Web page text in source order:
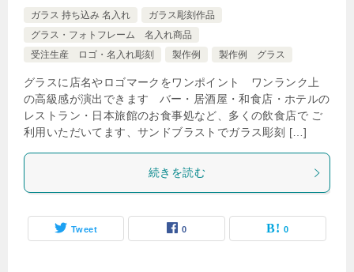
ガラス 持ち込み 名入れ
ガラス彫刻作品
グラス・フォトフレーム 名入れ商品
受注生産 ロゴ・名入れ彫刻
製作例 製作例 グラス
グラスに店名やロゴマークをワンポイント ワンランク上
の高級感が演出できます バー・居酒屋・和食店・ホテルの
レストラン・日本旅館のお食事処など、多くの飲食店で ご
利用いただいてます、サンドブラストでガラス彫刻 […]
続きを読む
Tweet 0 0